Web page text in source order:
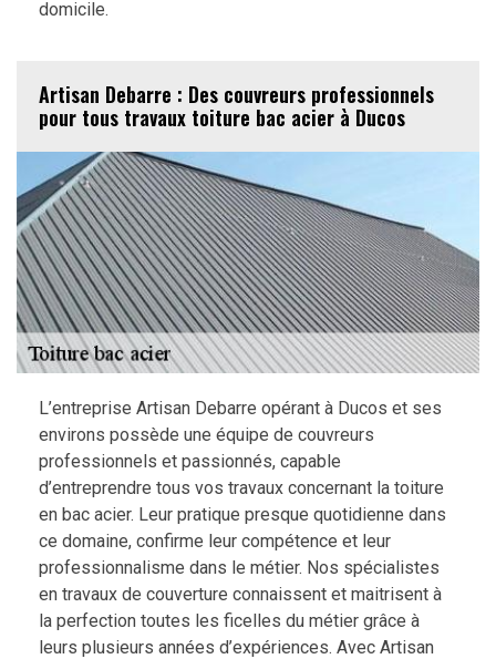
domicile.
Artisan Debarre : Des couvreurs professionnels
pour tous travaux toiture bac acier à Ducos
L’entreprise Artisan Debarre opérant à Ducos et ses
environs possède une équipe de couvreurs
professionnels et passionnés, capable
d’entreprendre tous vos travaux concernant la toiture
en bac acier. Leur pratique presque quotidienne dans
ce domaine, confirme leur compétence et leur
professionnalisme dans le métier. Nos spécialistes
en travaux de couverture connaissent et maitrisent à
la perfection toutes les ficelles du métier grâce à
leurs plusieurs années d’expériences. Avec Artisan